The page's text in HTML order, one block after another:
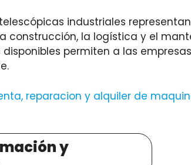
industriales
construcción, la logística y el
permiten a las
reparacion y alquiler de
y